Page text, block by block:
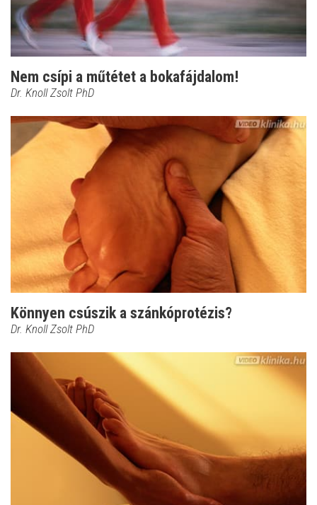
Nem csípi a műtétet a bokafájdalom!
Dr. Knoll Zsolt PhD
Könnyen csúszik a szánkóprotézis?
Dr. Knoll Zsolt PhD